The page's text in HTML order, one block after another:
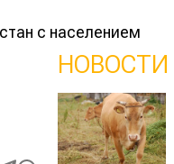
с населением
НОВОСТИ